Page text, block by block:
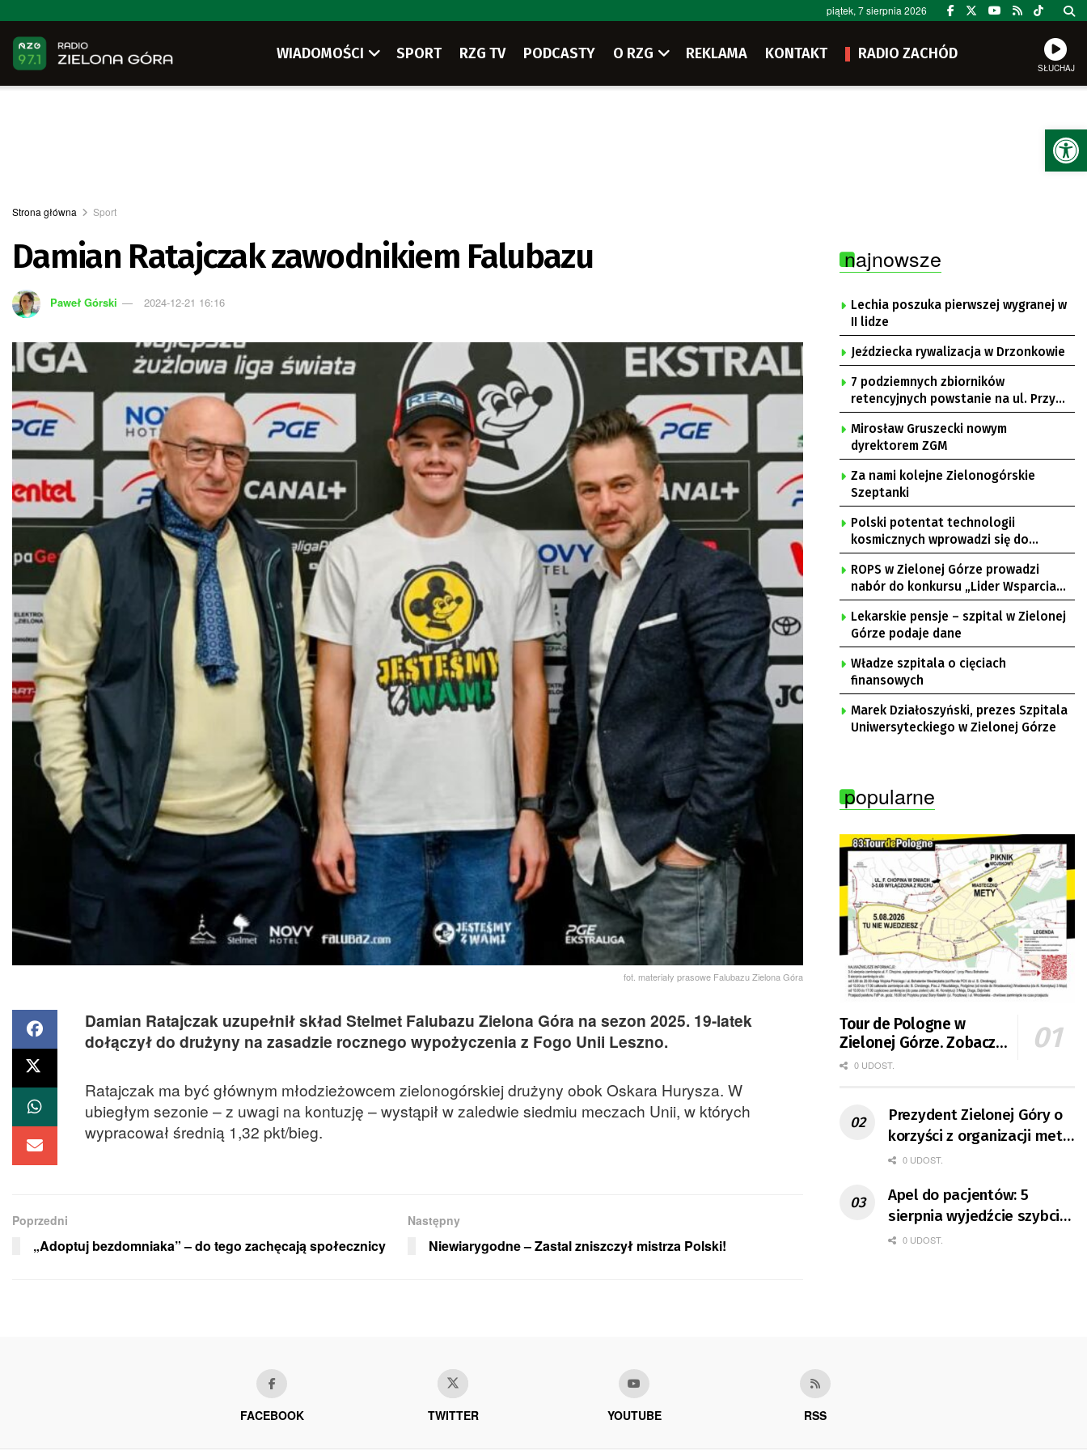
piątek, 7 sierpnia 2026
WIADOMOŚCI SPORT RZG TV PODCASTY O RZG REKLAMA KONTAKT RADIO ZACHÓD
SŁUCHAJ
Strona główna Sport
Damian Ratajczak zawodnikiem Falubazu
Paweł Górski 2024-12-21 16:16
fot. materiały prasowe Falubazu Zielona Góra
Damian Ratajczak uzupełnił skład Stelmet Falubazu Zielona Góra na sezon 2025. 19-latek
dołączył do drużyny na zasadzie rocznego wypożyczenia z Fogo Unii Leszno.
Ratajczak ma być głównym młodzieżowcem zielonogórskiej drużyny obok Oskara Hurysza. W
ubiegłym sezonie – z uwagi na kontuzję – wystąpił w zaledwie siedmiu meczach Unii, w których
wypracował średnią 1,32 pkt/bieg.
Poprzedni
„Adoptuj bezdomniaka” – do tego zachęcają społecznicy
Następny
Niewiarygodne – Zastal zniszczył mistrza Polski!
najnowsze
Lechia poszuka pierwszej wygranej w
II lidze
Jeździecka rywalizacja w Drzonkowie
7 podziemnych zbiorników
retencyjnych powstanie na ul. Przy
Gazowni
Mirosław Gruszecki nowym
dyrektorem ZGM
Za nami kolejne Zielonogórskie
Szeptanki
Polski potentat technologii
kosmicznych wprowadzi się do
Zielonej Góry
ROPS w Zielonej Górze prowadzi
nabór do konkursu „Lider Wsparcia
Seniora”
Lekarskie pensje – szpital w Zielonej
Górze podaje dane
Władze szpitala o cięciach
finansowych
Marek Działoszyński, prezes Szpitala
Uniwersyteckiego w Zielonej Górze
popularne
Tour de Pologne w
Zielonej Górze. Zobacz
zmiany w organizacji
0 UDOST.
Prezydent Zielonej Góry o
korzyści z organizacji mety
Tour de Pologne
0 UDOST.
Apel do pacjentów: 5
sierpnia wyjedźcie szybciej
z domów
0 UDOST.
FACEBOOK TWITTER YOUTUBE RSS